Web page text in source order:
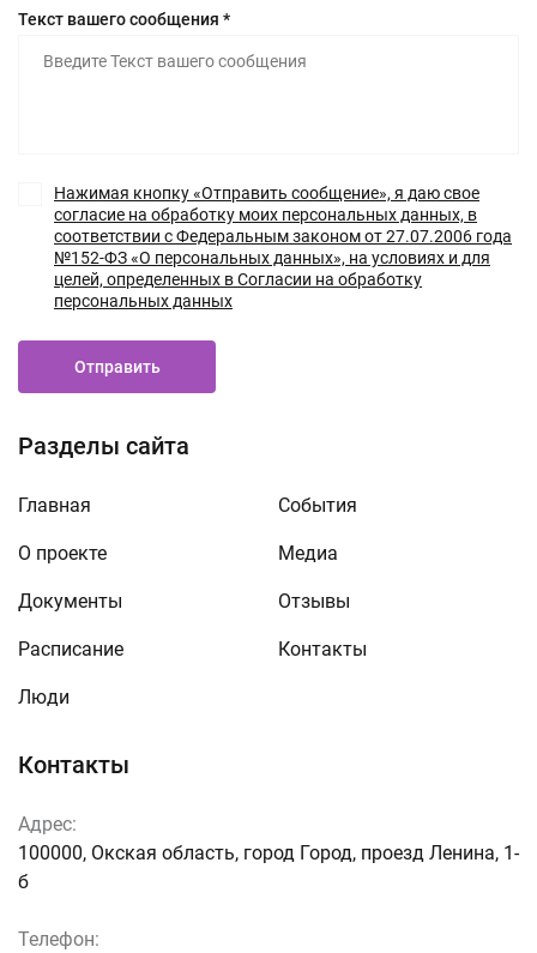
Контакты
Адрес:
100000, Окская область, город Город, проезд Ленина, 1-
б
Телефон:
Разделы сайта
Главная
О проекте
Документы
Расписание
Люди
События
Медиа
Отзывы
Контакты
Текст вашего сообщения *
Нажимая кнопку «Отправить сообщение», я даю свое
согласие на обработку моих персональных данных, в
соответствии с Федеральным законом от 27.07.2006 года
№152-ФЗ «О персональных данных», на условиях и для
целей, определенных в Согласии на обработку
персональных данных
Отправить